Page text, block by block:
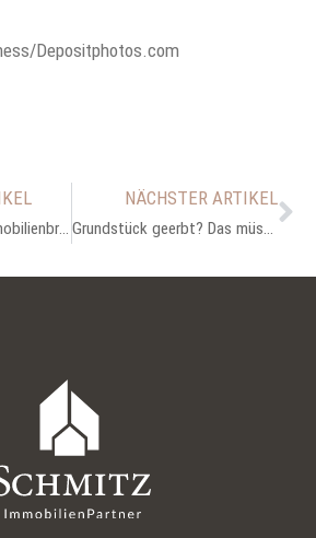
Depositphotos.com
Proptechs in der Immobilienbranche
NÄCHSTER ARTIKEL
Grundstück geerbt? Das müssen Sie 2022 beachten